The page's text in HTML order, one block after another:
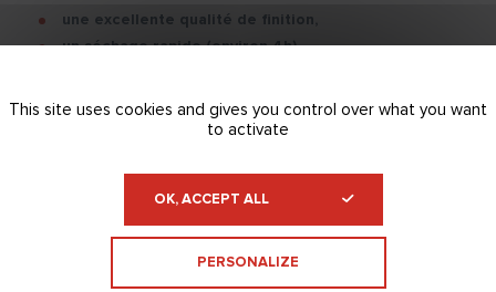
une excellente qualité de finition,
un séchage rapide (environ 4h),
s’adapte aux différentes tailles de chantiers. Les surfaces
associées à chaque format sont données à titre indicatif et
peuvent varier selon l’état du support et l’épaisseur
This site uses cookies and gives you control over what you want
to activate
OK, ACCEPT ALL
PERSONALIZE